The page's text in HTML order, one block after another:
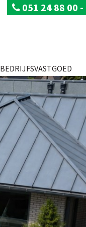
051 24 88 00 -
BEDRIJFSVASTGOED